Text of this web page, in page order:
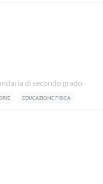
di secondo grado
EDUCAZIONE FISICA